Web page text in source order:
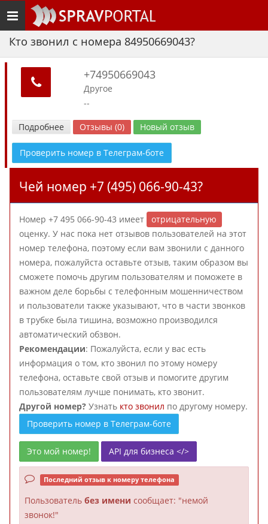
Toggle
navigation
Кто звонил с номера 84950669043?
+74950669043
Другое
--
Подробнее Отзывы (0) Новый отзыв
Проверить номер в Телеграм-боте
Чей номер +7 (495) 066-90-43?
Номер +7 495 066-90-43 имеет
отрицательную
оценку. У нас пока нет отзывов пользователей на этот
номер телефона, поэтому если вам звонили с данного
номера, пожалуйста оставьте отзыв, таким образом вы
сможете помочь другим пользователям и поможете в
важном деле борьбы с телефонным мошенничеством
и пользователи также указывают, что в части звонков
в трубке была тишина, возможно производился
автоматический обзвон.
Рекомендации: Пожалуйста, если у вас есть
информация о том, кто звонил по этому номеру
телефона, оставьте свой отзыв и помогите другим
пользователям лучше понимать, кто звонит.
Другой номер? Узнать кто звонил по другому номеру.
Проверить номер в Телеграм-боте
Это мой номер! API для бизнеса </>
Последний отзыв к номеру телефона
Пользователь без имени сообщает: "немой
звонок!"